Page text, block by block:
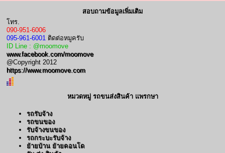
สอบถามข้อมูลเพิ่มเติม
โทร.
090-951-6006
095-961-6001 ติดต่อหมูครับ
ID Line : @moomove
www.facebook.com/moomove
@Copyright 2012
https://www.moomove.com
หมวดหมู่ รถขนส่งสินค้า แพรกษา
รถรับจ้าง
รถขนของ
รับจ้างขนของ
รถกระบะรับจ้าง
ย้ายบ้าน ย้ายคอนโด